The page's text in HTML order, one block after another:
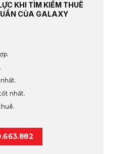
KHI TÌM KIẾM THUÊ
CỦA GALAXY
nhất.